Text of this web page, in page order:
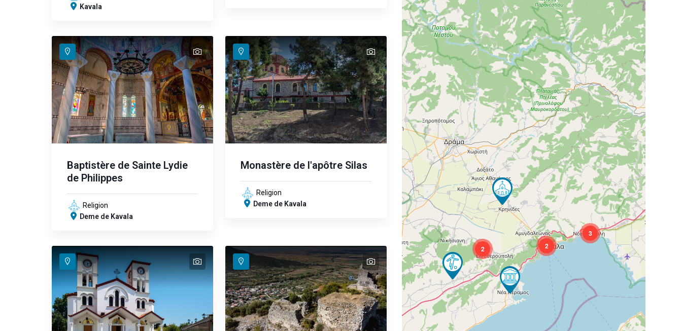
Kavala
text
text
text
text
Baptistère de Sainte Lydie
de Philippes
Religion
Deme de Kavala
text
Monastère de l'apôtre Silas
Religion
Deme de Kavala
text
text text
2
3
2